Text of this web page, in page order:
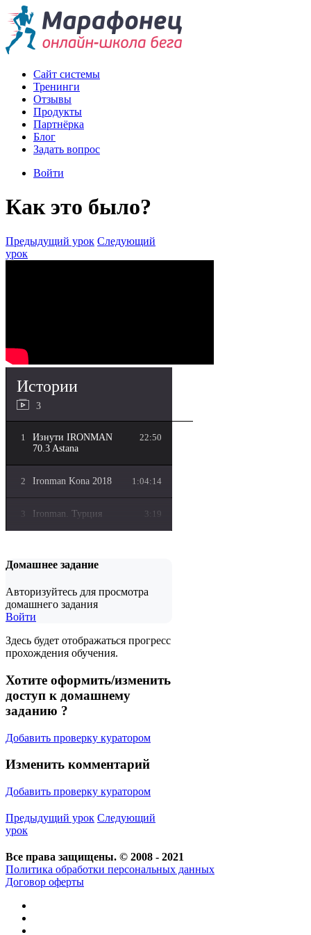
Сайт системы
Тренинги
Отзывы
Продукты
Партнёрка
Блог
Задать вопрос
Войти
Как это было?
Предыдущий урок Следующий
урок
Истории
3
1
Изнути IRONMAN
70.3 Astana
22:50
2 Ironman Kona 2018 1:04:14
3 Ironman. Турция 3:19
Домашнее задание
Авторизуйтесь для просмотра
домашнего задания
Войти
Здесь будет отображаться прогресс
прохождения обучения.
Хотите оформить/изменить
доступ к домашнему
заданию ?
Добавить проверку куратором
Изменить комментарий
Добавить проверку куратором
Предыдущий урок Следующий
урок
Все права защищены. © 2008 - 2021
Политика обработки персональных данных
Договор оферты